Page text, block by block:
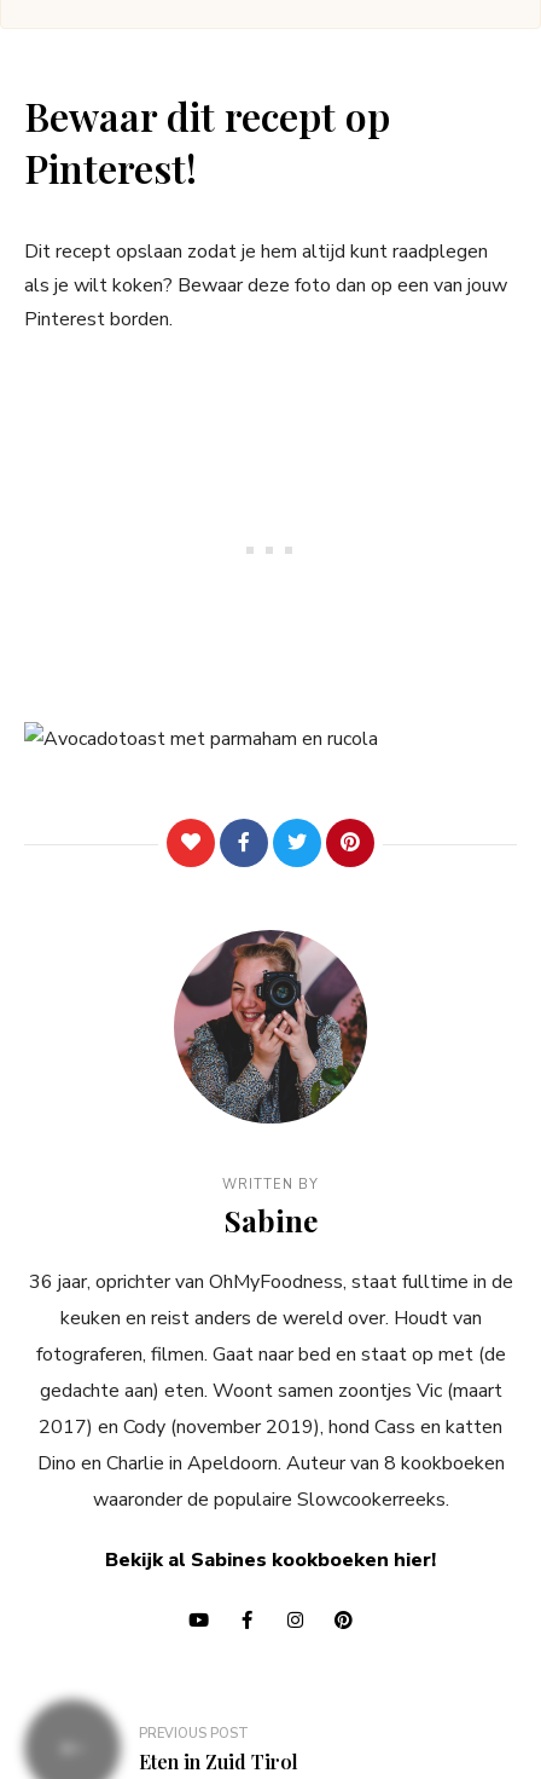
Bewaar dit recept op
Pinterest!
Dit recept opslaan zodat je hem altijd kunt raadplegen
als je wilt koken? Bewaar deze foto dan op een van jouw
Pinterest borden.
WRITTEN BY
Sabine
36 jaar, oprichter van OhMyFoodness, staat fulltime in de
keuken en reist anders de wereld over. Houdt van
fotograferen, filmen. Gaat naar bed en staat op met (de
gedachte aan) eten. Woont samen zoontjes Vic (maart
2017) en Cody (november 2019), hond Cass en katten
Dino en Charlie in Apeldoorn. Auteur van 8 kookboeken
waaronder de populaire Slowcookerreeks.
Bekijk al Sabines kookboeken hier!
Bericht
navigatie
PREVIOUS POST
Eten in Zuid Tirol